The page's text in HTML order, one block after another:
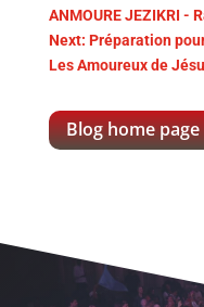
ANMOURE JEZIKRI -
Next: Préparation
Les Amoureux de
Blog home page